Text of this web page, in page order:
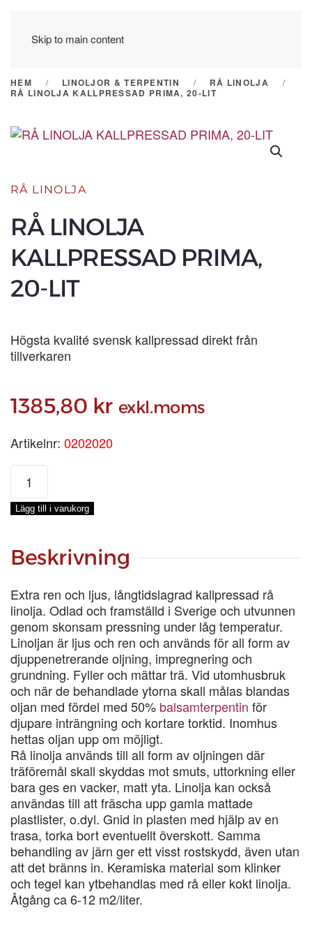
Skip to main content
HEM LINOLJOR & TERPENTIN
RÅ LINOLJA
RÅ LINOLJA KALLPRESSAD PRIMA, 20-LIT
RÅ LINOLJA
RÅ LINOLJA
KALLPRESSAD PRIMA,
20-LIT
Högsta kvalité svensk kallpressad direkt från
tillverkaren
1385,80 kr exkl.moms
Artikelnr: 0202020
RÅ
LINOLJA
KALLPRESSAD
PRIMA,
LIT
mängd
Lägg till i varukorg
Beskrivning
Extra ren och ljus, långtidslagrad kallpressad rå
linolja. Odlad och framställd i Sverige och utvunnen
genom skonsam pressning under låg temperatur.
Linoljan är ljus och ren och används för all form av
djuppenetrerande oljning, impregnering och
grundning. Fyller och mättar trä. Vid utomhusbruk
och när de behandlade ytorna skall målas blandas
oljan med fördel med 50% balsamterpentin för
djupare inträngning och kortare torktid. Inomhus
hettas oljan upp om möjligt.
Rå linolja används till all form av oljningen där
träföremål skall skyddas mot smuts, uttorkning eller
bara ges en vacker, matt yta. Linolja kan också
användas till att fräscha upp gamla mattade
plastlister, o.dyl. Gnid in plasten med hjälp av en
trasa, torka bort eventuellt överskott. Samma
behandling av järn ger ett visst rostskydd, även utan
att det bränns in. Keramiska material som klinker
och tegel kan ytbehandlas med rå eller kokt linolja.
Åtgång ca 6-12 m2/liter.